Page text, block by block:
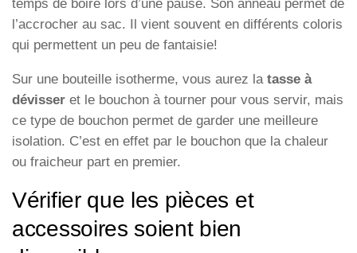
temps de boire lors d’une pause. Son anneau permet de
l’accrocher au sac. Il vient souvent en différents coloris
qui permettent un peu de fantaisie!
Sur une bouteille isotherme, vous aurez la tasse à
dévisser et le bouchon à tourner pour vous servir, mais
ce type de bouchon permet de garder une meilleure
isolation. C’est en effet par le bouchon que la chaleur
ou fraicheur part en premier.
Vérifier que les pièces et
accessoires soient bien